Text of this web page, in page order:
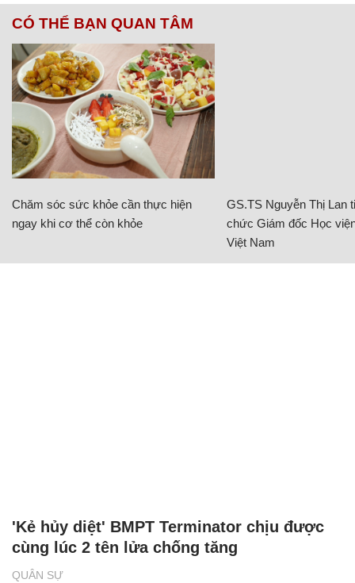
CÓ THỂ BẠN QUAN TÂM
Chăm sóc sức khỏe cần thực hiện
ngay khi cơ thể còn khỏe
GS.TS Nguyễn Thị Lan
chức Giám đốc Học
Việt Nam
QUÂN SỰ
'Kẻ hủy diệt' BMPT Terminator chịu được
cùng lúc 2 tên lửa chống tăng